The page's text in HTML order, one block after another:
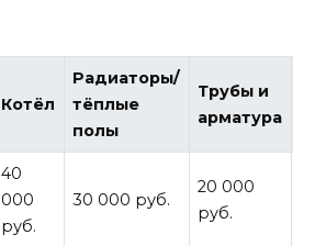
Котёл
Радиаторы/
тёплые
полы
Трубы и
арматура
40
000
руб.
30 000 руб.
20 000
руб.